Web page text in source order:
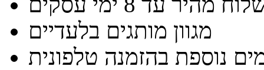
מגוון מותגים בלעדיים
נוספת בהזמנה טלפונית